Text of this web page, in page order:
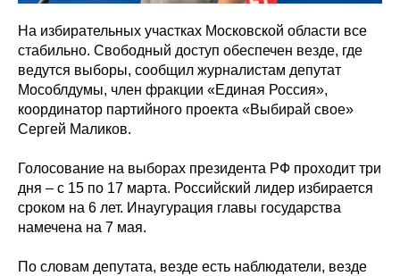
На избирательных участках Московской области все
стабильно. Свободный доступ обеспечен везде, где
ведутся выборы, сообщил журналистам депутат
Мособлдумы, член фракции «Единая Россия»,
координатор партийного проекта «Выбирай свое»
Сергей Маликов.
Голосование на выборах президента РФ проходит три
дня – с 15 по 17 марта. Российский лидер избирается
сроком на 6 лет. Инаугурация главы государства
намечена на 7 мая.
По словам депутата, везде есть наблюдатели, везде